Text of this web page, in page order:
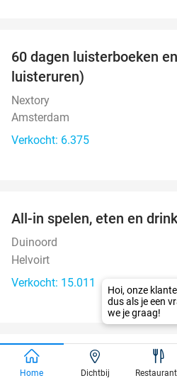
60 dagen luisterboeken
luisteruren)
Nextory
Amsterdam
Verkocht: 6.375
All-in spelen, eten en
Duinoord
Helvoirt
Verkocht: 15.011
Overnachting voor 2 +
Home Dichtbij